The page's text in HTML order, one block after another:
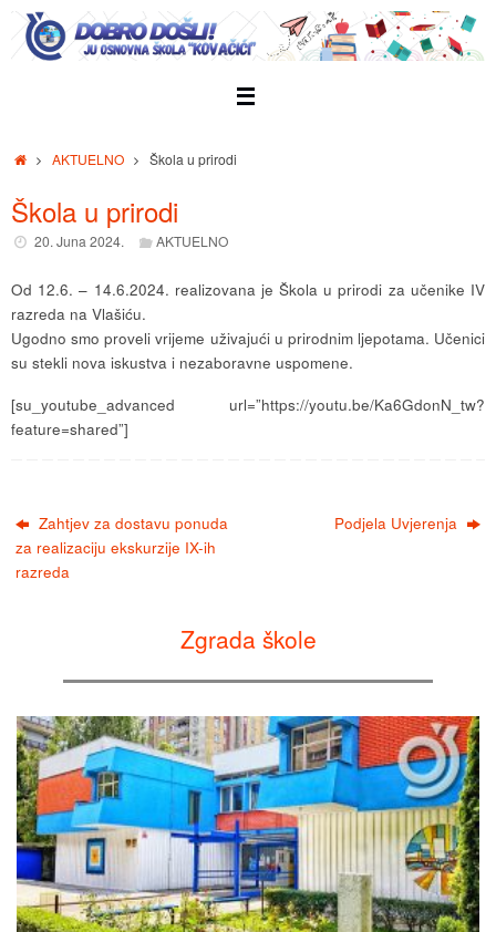
Skip
content
HomeAKTUELNO Škola u prirodi
Škola u prirodi
20. Juna 2024. AKTUELNO
Od 12.6. – 14.6.2024. realizovana je Škola u prirodi za učenike IV
razreda na Vlašiću.
Ugodno smo proveli vrijeme uživajući u prirodnim ljepotama. Učenici
su stekli nova iskustva i nezaboravne uspomene.
[su_youtube_advanced url=”https://youtu.be/Ka6GdonN_tw?
feature=shared”]
Zahtjev za dostavu ponuda
za realizaciju ekskurzije IX-ih
razreda
Podjela Uvjerenja
Zgrada škole